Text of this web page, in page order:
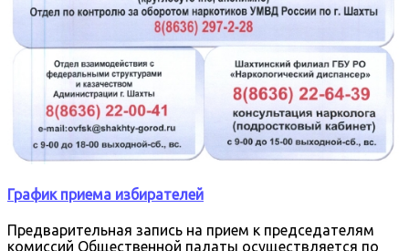
График приема избирателей
Предварительная запись на прием к председателям
комиссий Общественной палаты осуществляется по